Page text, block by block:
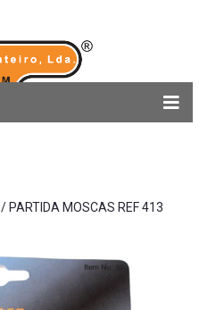
/ PARTIDA MOSCAS REF 413